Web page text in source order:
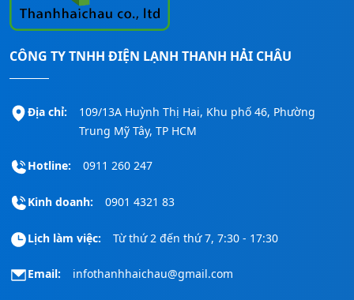
CÔNG TY TNHH ĐIỆN LẠNH THANH HẢI CHÂU
Địa chỉ:
109/13A Huỳnh Thị Hai, Khu phố 46, Phường
Trung Mỹ Tây, TP HCM
Hotline: 0911 260 247
Kinh doanh: 0901 4321 83
Lịch làm việc: Từ thứ 2 đến thứ 7, 7:30 - 17:30
Email: infothanhhaichau@gmail.com